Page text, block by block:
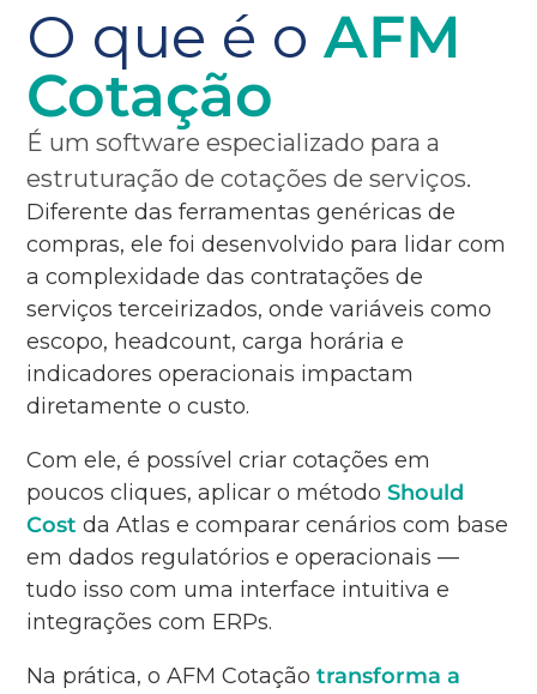
O que é oAFM
Cotação
É um software especializado para a
estruturação de cotações de serviços.
Diferente das ferramentas genéricas de
compras, ele foi desenvolvido para lidar com
a complexidade das contratações de
serviços terceirizados, onde variáveis como
escopo, headcount, carga horária e
indicadores operacionais impactam
diretamente o custo.
Com ele, é possível criar cotações em
poucos cliques, aplicar o métodoShould
Cost da Atlas e comparar cenários com base
em dados regulatórios e operacionais —
tudo isso com uma interface intuitiva e
integrações com ERPs.
Na prática, o AFM Cotaçãotransforma a